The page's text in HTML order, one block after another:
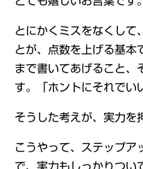
とにかくミスをなくして
とが、点数を上げる基本
まで書いてあげること、
す。「ホントにそれでい
そうした考えが、実力を
こうやって、ステップア
で、実力もしっかりつい